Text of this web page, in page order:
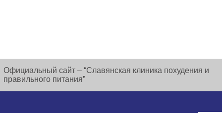
Официальный сайт – “Славянская клиника похудения и
правильного питания”